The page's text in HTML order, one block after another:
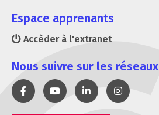
Espace apprenants
Accèder à l'extranet
Nous suivre sur les réseaux